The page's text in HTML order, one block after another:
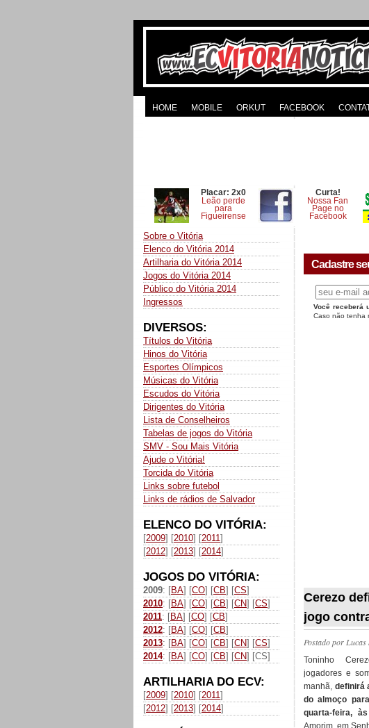
HOME MOBILE ORKUT FACEBOOK
Placar: 2x0
Leão perde
para
Figueirense
Curta!
Nossa Fan
Page no
Facebook
Sobre o Vitória
Elenco do Vitória 2014
Artilharia do Vitória 2014
Jogos do Vitória 2014
Público do Vitória 2014
Ingressos
DIVERSOS:
Títulos do Vitória
Hinos do Vitória
Esportes Olímpicos
Músicas do Vitória
Escudos do Vitória
Dirigentes do Vitória
Lista de Conselheiros
Tabelas de jogos do Vitória
SMV - Sou Mais Vitória
Ajude o Vitória!
Torcida do Vitória
Links sobre futebol
Links de rádios de Salvador
ELENCO DO VITÓRIA:
[2009] [2010] [2011]
[2012] [2013] [2014]
JOGOS DO VITÓRIA:
2009: [BA] [CO] [CB] [CS]
2010: [BA] [CO] [CB] [CN] [CS]
2011: [BA] [CO] [CB]
2012: [BA] [CO] [CB]
2013: [BA] [CO] [CB] [CN] [CS]
2014: [BA] [CO] [CB] [CN] [CS]
ARTILHARIA DO ECV:
[2009] [2010] [2011]
[2012] [2013] [2014]
Cadastre
Você receberá
Caso não tenha
Cerezo
jogo
Postado porLucas
Toninho
jogadores e
manhã, definirá
do almoço
quarta-feira,